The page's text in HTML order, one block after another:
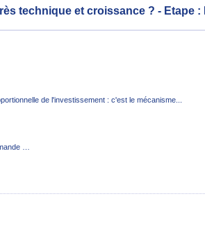
technique et croissance ? - Etape :
de l'investissement : c'est le mécanisme...
…